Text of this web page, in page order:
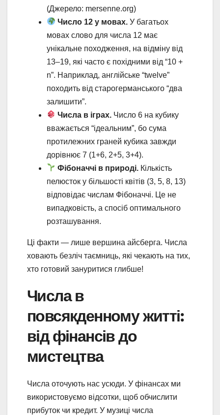
(Джерело: mersenne.org)
Число 12 у мовах. У багатьох
мовах слово для числа 12 має
унікальне походження, на відміну від
13–19, які часто є похідними від “10 +
n”. Наприклад, англійське “twelve”
походить від старогерманського “два
залишити”.
Числа в іграх. Число 6 на кубику
вважається “ідеальним”, бо сума
протилежних граней кубика завжди
дорівнює 7 (1+6, 2+5, 3+4).
Фібоначчі в природі. Кількість
пелюсток у більшості квітів (3, 5, 8, 13)
відповідає числам Фібоначчі. Це не
випадковість, а спосіб оптимального
розташування.
Ці факти — лише вершина айсберга. Числа
ховають безліч таємниць, які чекають на тих,
хто готовий зануритися глибше!
Числа в
повсякденному житті:
від фінансів до
мистецтва
Числа оточують нас усюди. У фінансах ми
використовуємо відсотки, щоб обчислити
прибуток чи кредит. У музиці числа